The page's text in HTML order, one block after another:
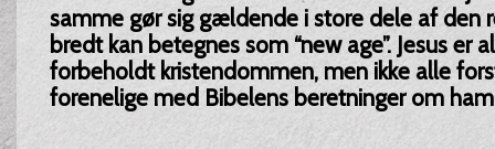
samme gør sig gældende i store dele af den
bredt kan betegnes som “new age”. Jesus er
forbeholdt kristendommen, men ikke alle
forenelige med Bibelens beretninger om